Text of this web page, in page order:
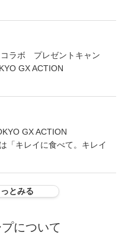
コラボ プレゼントキャン
GX ACTION
GX ACTION
「キレイに食べて。キレイ
とみる
について